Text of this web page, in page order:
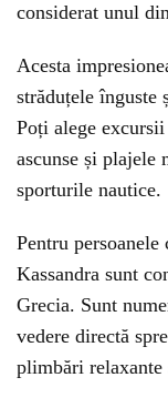
considerat unul
Acesta
străduțele înguste
Poți alege
ascunse și plajele
sporturile nautice.
Pentru
Kassandra sunt
Grecia. Sunt
vedere directă
plimbări relaxante